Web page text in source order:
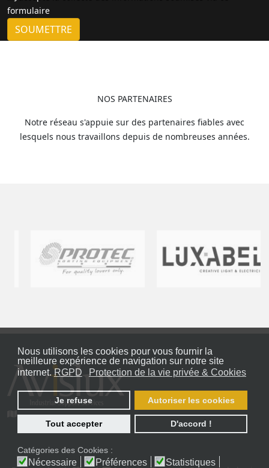
Nous utilisons les cookies pour vous fournir la
meilleure expérience de navigation sur notre site
internet. RGPD Protection de la vie privée & Cookies
Je refuse Autoriser les cookies
Tout accepter D'accord !
Catégories des Cookies :
Nécessaire Préférences Statistiques
formulaire
SOUMETTRE
NOS PARTENAIRES
Notre réseau s'appuie sur des partenaires fiables avec
lesquels nous travaillons depuis de nombreuses années.